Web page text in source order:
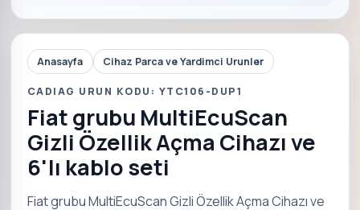
Anasayfa Cihaz Parca ve Yardimci Urunler
CADIAG URUN KODU: YTC106-DUP1
Fiat grubu MultiEcuScan
Gizli Özellik Açma Cihazı ve
6'lı kablo seti
Fiat grubu MultiEcuScan Gizli Özellik Açma Cihazı ve